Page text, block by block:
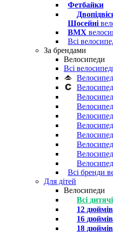
Фетбайки
Шосейні
BMX
Всі
За брендами
Велосипеди
Всі
Всі бренди
Для дітей
Велосипеди
Всі дитячі
12 дюймів
16 дюймів
18 дюймів